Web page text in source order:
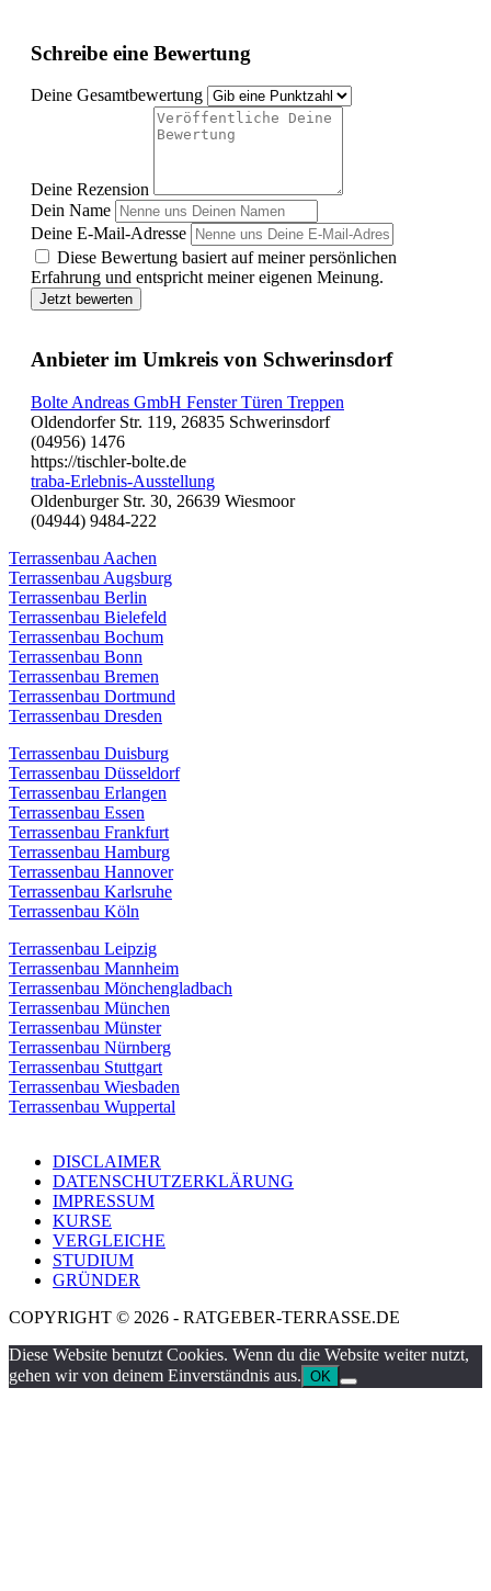
Schreibe eine Bewertung
Deine Gesamtbewertung
Deine Rezension
Dein Name
Deine E-Mail-Adresse
Diese Bewertung basiert auf meiner persönlichen
Erfahrung und entspricht meiner eigenen Meinung.
Jetzt bewerten
Anbieter im Umkreis von Schwerinsdorf
Bolte Andreas GmbH Fenster Türen Treppen
Oldendorfer Str. 119, 26835 Schwerinsdorf
(04956) 1476
https://tischler-bolte.de
traba-Erlebnis-Ausstellung
Oldenburger Str. 30, 26639 Wiesmoor
(04944) 9484-222
Terrassenbau Aachen
Terrassenbau Augsburg
Terrassenbau Berlin
Terrassenbau Bielefeld
Terrassenbau Bochum
Terrassenbau Bonn
Terrassenbau Bremen
Terrassenbau Dortmund
Terrassenbau Dresden
Terrassenbau Duisburg
Terrassenbau Düsseldorf
Terrassenbau Erlangen
Terrassenbau Essen
Terrassenbau Frankfurt
Terrassenbau Hamburg
Terrassenbau Hannover
Terrassenbau Karlsruhe
Terrassenbau Köln
Terrassenbau Leipzig
Terrassenbau Mannheim
Terrassenbau Mönchengladbach
Terrassenbau München
Terrassenbau Münster
Terrassenbau Nürnberg
Terrassenbau Stuttgart
Terrassenbau Wiesbaden
Terrassenbau Wuppertal
DISCLAIMER
DATENSCHUTZERKLÄRUNG
IMPRESSUM
KURSE
VERGLEICHE
STUDIUM
GRÜNDER
COPYRIGHT © 2026 - RATGEBER-TERRASSE.DE
Diese Website benutzt Cookies. Wenn du die Website weiter nutzt,
gehen wir von deinem Einverständnis aus. OK